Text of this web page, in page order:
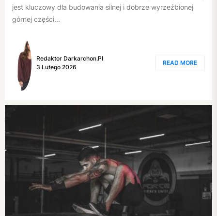
jest kluczowy dla budowania silnej i dobrze wyrzeźbionej
górnej części...
Redaktor Darkarchon.pl
3 Lutego 2026
READ MORE